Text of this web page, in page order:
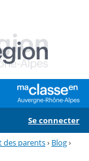
Se connecter
des parents› Blog›